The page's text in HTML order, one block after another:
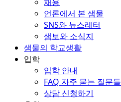
언론에서 본 샘물
SNS와 뉴스레터
샘보와 소식지
샘물의 학교생활
입학
입학 안내
FAQ 자주 묻는 질문들
상담 신청하기